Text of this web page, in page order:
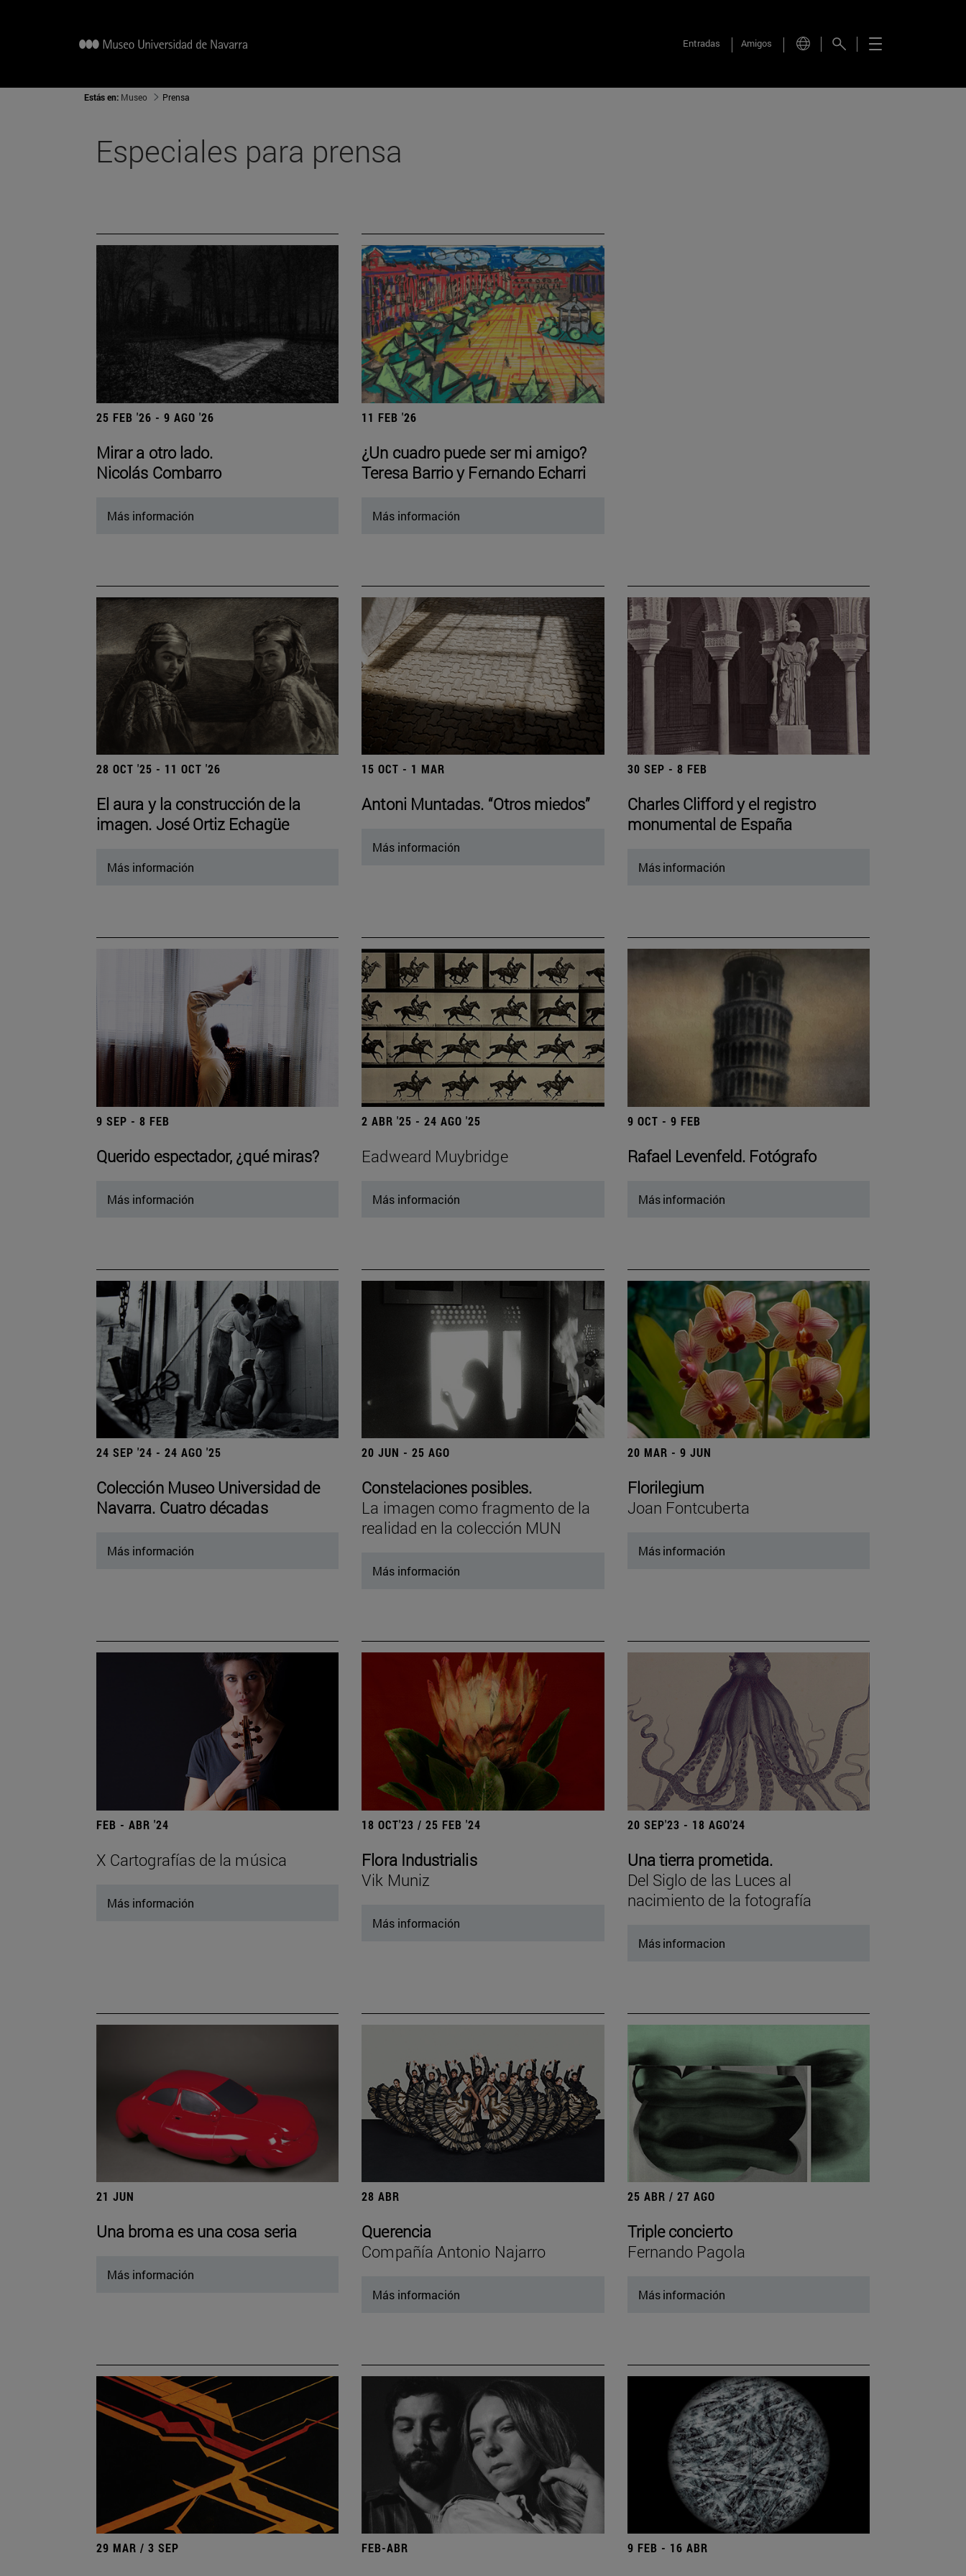
Entradas Amigos
Estás en: Museo Prensa
Especiales para prensa
25 FEB '26 - 9 AGO '26
Mirar a otro lado.
Nicolás Combarro
Más información
11 FEB '26
¿Un cuadro puede ser mi amigo?
Teresa Barrio y Fernando Echarri
Más información
28 OCT '25 - 11 OCT '26
El aura y la construcción de la
imagen. José Ortiz Echagüe
Más información
15 OCT - 1 MAR
Antoni Muntadas. “Otros miedos”
Más información
30 SEP - 8 FEB
Charles Clifford y el registro
monumental de España
Más información
9 SEP - 8 FEB
Querido espectador, ¿qué miras?
Más información
2 ABR '25 - 24 AGO '25
Eadweard Muybridge
Más información
9 OCT - 9 FEB
Rafael Levenfeld. Fotógrafo
Más información
24 SEP '24 - 24 AGO '25
Colección Museo Universidad de
Navarra. Cuatro décadas
Más información
20 JUN - 25 AGO
Constelaciones posibles.
La imagen como fragmento de la
realidad en la colección MUN
Más información
20 MAR - 9 JUN
Florilegium
Joan Fontcuberta
Más información
FEB - ABR '24
X Cartografías de la música
Más información
18 OCT'23 / 25 FEB '24
Flora Industrialis
Vik Muniz
Más información
20 SEP'23 - 18 AGO'24
Una tierra prometida.
Del Siglo de las Luces al
nacimiento de la fotografía
Más informacion
21 JUN
Una broma es una cosa seria
Más información
28 ABR
Querencia
Compañía Antonio Najarro
Más información
25 ABR / 27 AGO
Triple concierto
Fernando Pagola
Más información
29 MAR / 3 SEP FEB-ABR 9 FEB - 16 ABR